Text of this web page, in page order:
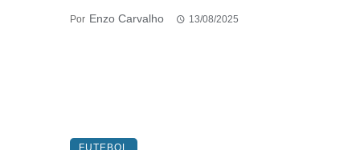
Por Enzo Carvalho 13/08/2025
FUTEBOL